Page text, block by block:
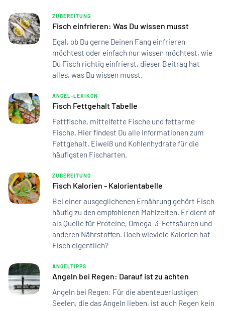
ZUBEREITUNG
Fisch einfrieren: Was Du wissen musst
Egal, ob Du gerne Deinen Fang einfrieren
möchtest oder einfach nur wissen möchtest, wie
Du Fisch richtig einfrierst, dieser Beitrag hat
alles, was Du wissen musst.
ANGEL-LEXIKON
Fisch Fettgehalt Tabelle
Fettfische, mittelfette Fische und fettarme
Fische. Hier findest Du alle Informationen zum
Fettgehalt, Eiweiß und Kohlenhydrate für die
häufigsten Fischarten.
ZUBEREITUNG
Fisch Kalorien - Kalorientabelle
Bei einer ausgeglichenen Ernährung gehört Fisch
häufig zu den empfohlenen Mahlzeiten. Er dient of
als Quelle für Proteine, Omega-3-Fettsäuren und
anderen Nährstoffen. Doch wieviele Kalorien hat
Fisch eigentlich?
ANGELTIPPS
Angeln bei Regen: Darauf ist zu achten
Angeln bei Regen: Für die abenteuerlustigen
Seelen, die das Angeln lieben, ist auch Regen kein